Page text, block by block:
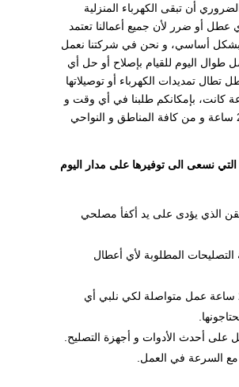
أن تبقى الكهرباء المنزلية
أو ضرر لأن جميع أعمالنا تعتمد
بشكل أساسي، و نحن في شركتنا نعمل
طوال اليوم للقيام بإصلاح أو حل أي
تطال تمديدات الكهرباء أو توصيلاتها
كانت، بإمكانكم طلبنا في أي وقت و
على مدار 24 ساعة و من كافة المناطق و النواحي
التي نسعى الى توفيرها على مدار اليوم
الذي يؤدى على يد أكفأ مصلحي
التصليحات المطلوبة لأي أعطال
التواجد 24 ساعة عمل متواصلة لكي نلبي أي
على أحدث الأدوات و أجهزة التصليح.
مع السرعة في العمل.